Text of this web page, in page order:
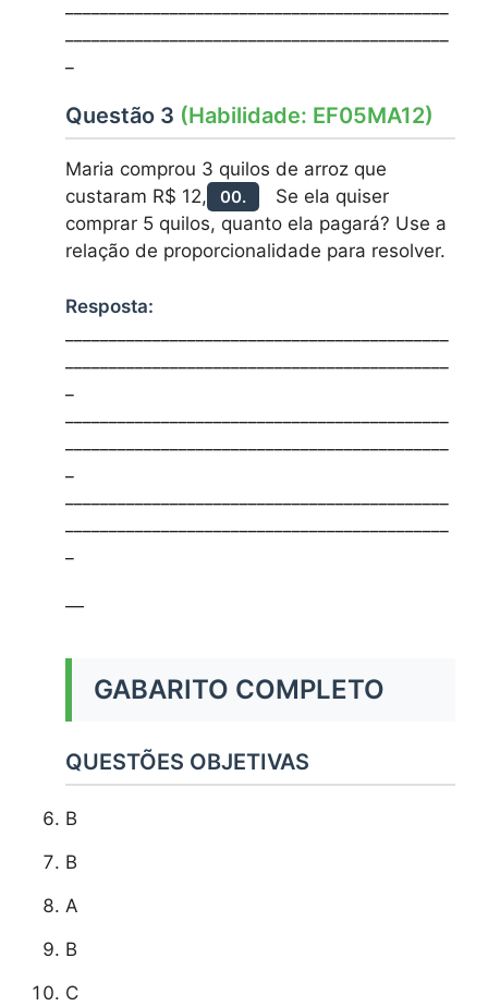
Questão 3 (Habilidade: EF05MA12)
Maria comprou 3 quilos de arroz que
custaram R$ 12,
00.
Se ela quiser
comprar 5 quilos, quanto ela pagará? Use a
relação de proporcionalidade para resolver.
Resposta:
—
GABARITO COMPLETO
QUESTÕES OBJETIVAS
B
B
A
B
C